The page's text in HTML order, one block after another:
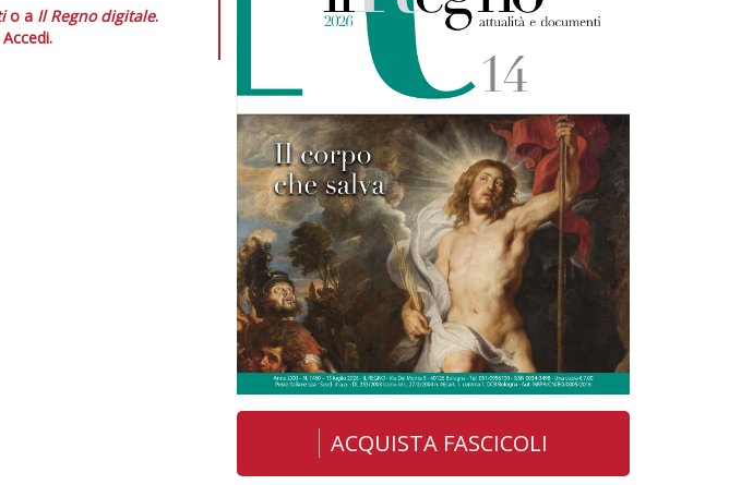
o a Il Regno digitale.
Accedi.
ACQUISTA FASCICOLI